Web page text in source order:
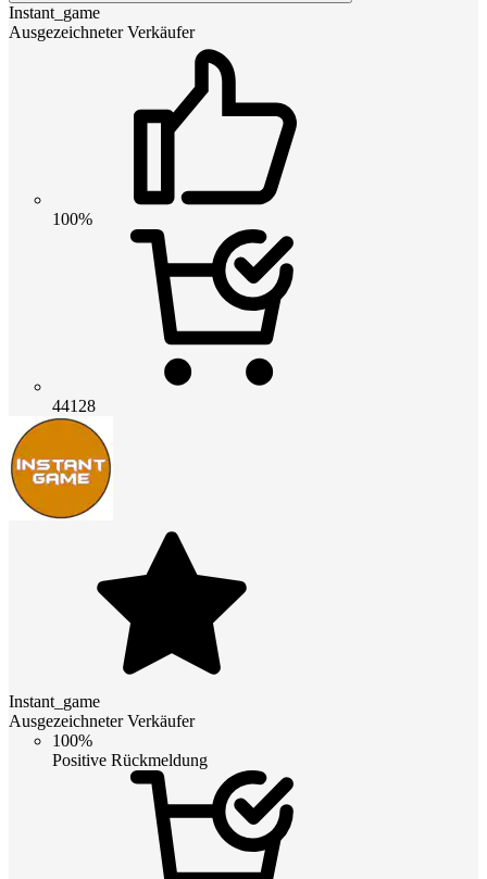
Instant_game
Ausgezeichneter Verkäufer
100%
44128
Instant_game
Ausgezeichneter Verkäufer
100%
Positive Rückmeldung